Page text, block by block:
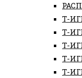
Т-
Т-
Т-
Т-
Т-